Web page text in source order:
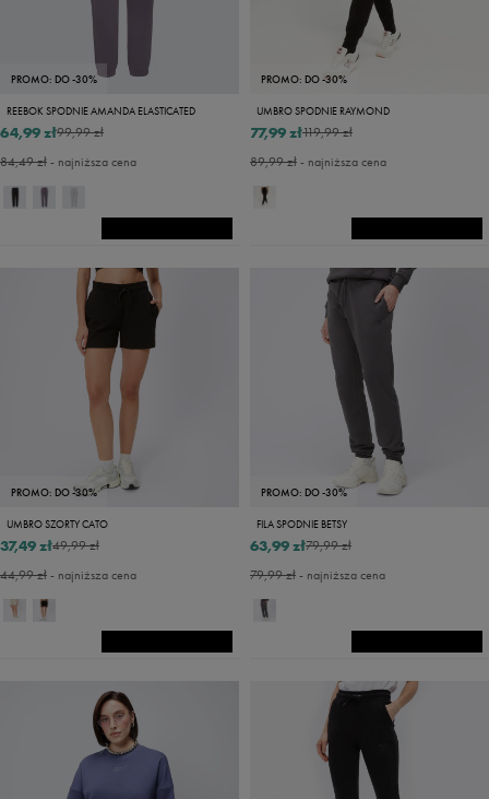
PROMO: DO -30%
REEBOK SPODNIE AMANDA ELASTICATED
99,99 zł
64,99 zł
84,49 zł- najniższa cena
PROMO: DO -30%
UMBRO SPODNIE RAYMOND
119,99 zł
77,99 zł
89,99 zł- najniższa cena
PROMO: DO -30%
UMBRO SZORTY CATO
49,99 zł
37,49 zł
44,99 zł- najniższa cena
PROMO: DO -30%
FILA SPODNIE BETSY
79,99 zł
63,99 zł
79,99 zł- najniższa cena